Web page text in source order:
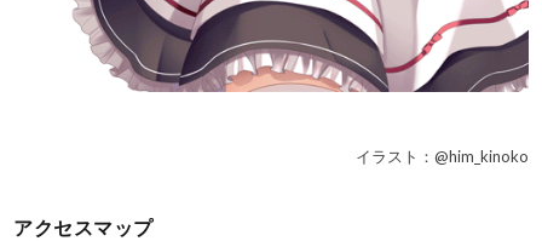
イラスト：@him_kinoko
アクセスマップ